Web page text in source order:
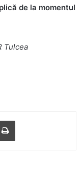
de la momentul
Tulcea